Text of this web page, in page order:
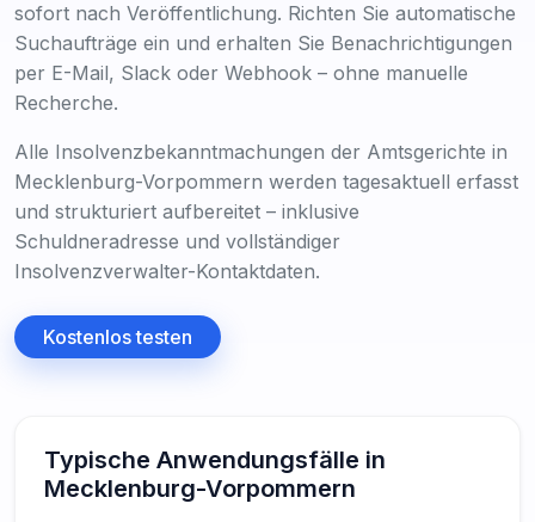
sofort nach Veröffentlichung. Richten Sie automatische
Suchaufträge ein und erhalten Sie Benachrichtigungen
per E-Mail, Slack oder Webhook – ohne manuelle
Recherche.
Alle Insolvenzbekanntmachungen der Amtsgerichte in
Mecklenburg-Vorpommern werden tagesaktuell erfasst
und strukturiert aufbereitet – inklusive
Schuldneradresse und vollständiger
Insolvenzverwalter-Kontaktdaten.
Kostenlos testen
Typische Anwendungsfälle in
Mecklenburg-Vorpommern